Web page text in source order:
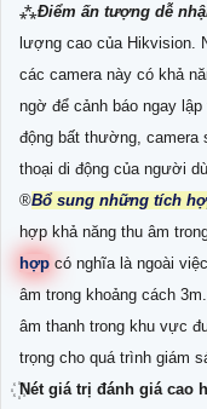
⁂Điểm ấn tượng dễ
lượng cao của Hikvision.
các camera này có khả
ngờ để cảnh báo ngay
động bất thường, camera
thoại di động của người
®️Bổ sung những tích
hợp khả năng thu âm
hợp có nghĩa là ngoài
âm trong khoảng cách
âm thanh trong khu vực
trọng cho quá trình giám
Nét giá trị đánh giá cao